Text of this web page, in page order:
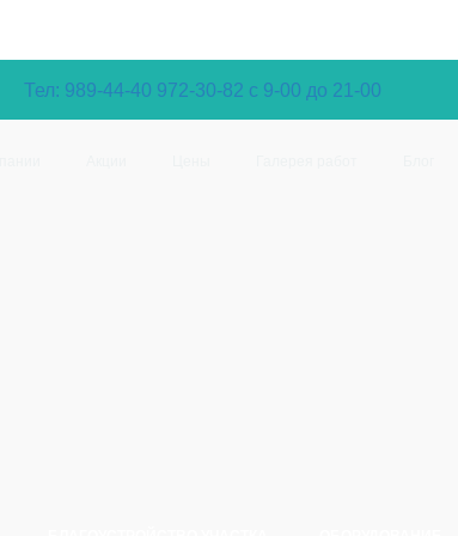
Тел: 989-44-40 972-30-82 с 9-00 до 21-00